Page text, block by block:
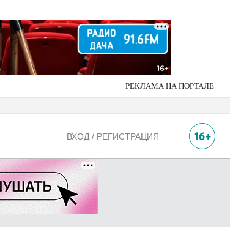
РЕКЛАМА НА ПОРТАЛЕ
ВХОД / РЕГИСТРАЦИЯ